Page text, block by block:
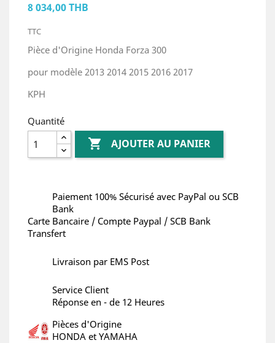
8 034,00 THB
TTC
Pièce d'Origine Honda Forza 300
pour modèle 2013 2014 2015 2016 2017
KPH
Quantité
 AJOUTER AU PANIER
Paiement 100% Sécurisé avec PayPal ou SCB
Bank
Carte Bancaire / Compte Paypal / SCB Bank
Transfert
Livraison par EMS Post
Service Client
Réponse en - de 12 Heures
Pièces d'Origine
HONDA et YAMAHA